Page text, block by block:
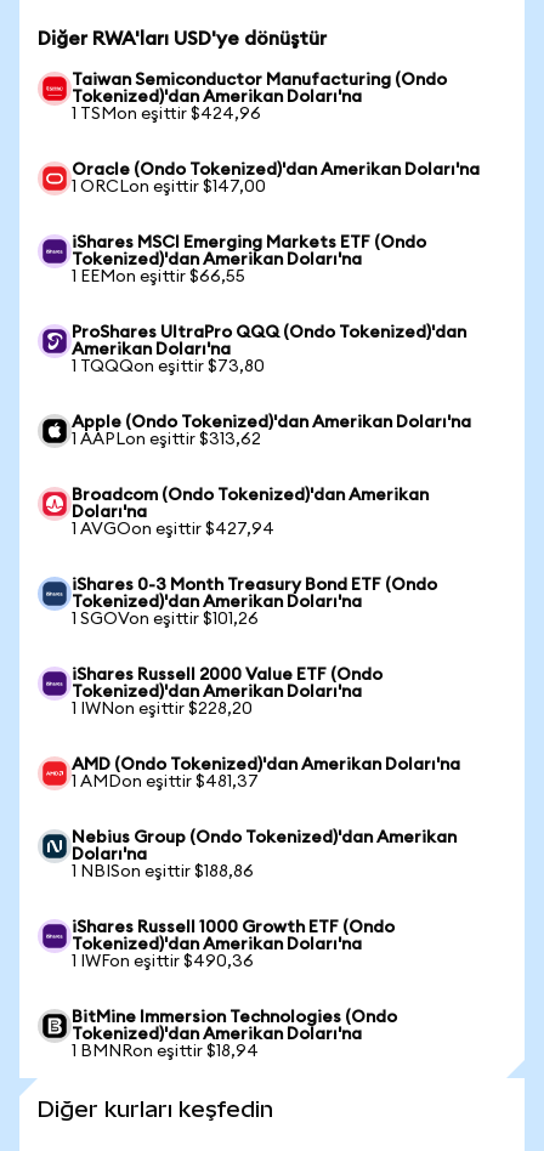
Diğer RWA'ları USD'ye dönüştür
Taiwan Semiconductor Manufacturing (Ondo
Tokenized)'dan Amerikan Doları'na
1 TSMon eşittir $424,96
Oracle (Ondo Tokenized)'dan Amerikan Doları'na
1 ORCLon eşittir $147,00
iShares MSCI Emerging Markets ETF (Ondo
Tokenized)'dan Amerikan Doları'na
1 EEMon eşittir $66,55
ProShares UltraPro QQQ (Ondo Tokenized)'dan
Amerikan Doları'na
1 TQQQon eşittir $73,80
Apple (Ondo Tokenized)'dan Amerikan Doları'na
1 AAPLon eşittir $313,62
Broadcom (Ondo Tokenized)'dan Amerikan
Doları'na
1 AVGOon eşittir $427,94
iShares 0-3 Month Treasury Bond ETF (Ondo
Tokenized)'dan Amerikan Doları'na
1 SGOVon eşittir $101,26
iShares Russell 2000 Value ETF (Ondo
Tokenized)'dan Amerikan Doları'na
1 IWNon eşittir $228,20
AMD (Ondo Tokenized)'dan Amerikan Doları'na
1 AMDon eşittir $481,37
Nebius Group (Ondo Tokenized)'dan Amerikan
Doları'na
1 NBISon eşittir $188,86
iShares Russell 1000 Growth ETF (Ondo
Tokenized)'dan Amerikan Doları'na
1 IWFon eşittir $490,36
BitMine Immersion Technologies (Ondo
Tokenized)'dan Amerikan Doları'na
1 BMNRon eşittir $18,94
Diğer kurları keşfedin